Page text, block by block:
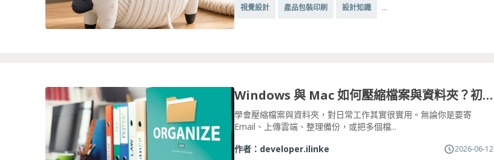
視覺設計 產品包裝印刷 設計知識 ...
Windows 與 Mac 如何壓縮檔案與資料夾？初學者一次學會
學會壓縮檔案與資料夾，對日常工作其實很實用。無論你是要寄
Email、上傳雲端、整理備份，或把多個檔...
作者： developer.ilinke 2026-06-12